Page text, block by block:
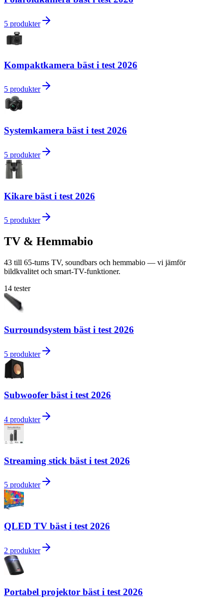
5 produkter
Kompaktkamera bäst i test 2026
5 produkter
Systemkamera bäst i test 2026
5 produkter
Kikare bäst i test 2026
5 produkter
TV & Hemmabio
43 till 65-tums TV, soundbars och hemmabio — vi jämför
bildkvalitet och smart-TV-funktioner.
14 tester
Surroundsystem bäst i test 2026
5 produkter
Subwoofer bäst i test 2026
4 produkter
Streaming stick bäst i test 2026
5 produkter
QLED TV bäst i test 2026
2 produkter
Portabel projektor bäst i test 2026